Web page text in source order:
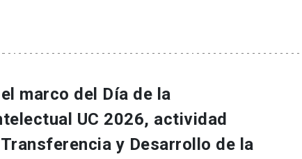
marco del Día de la
UC 2026, actividad
y Desarrollo de la